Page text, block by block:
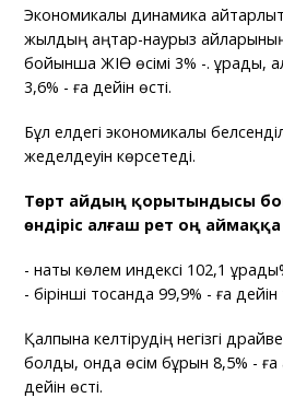
Экономикалық динамика
жылдың қаңтар-наурыз
бойынша ЖІӨ өсімі 3% -. құрады,
3,6% - ға дейін өсті.
Бұл елдегі экономикалық
жеделдеуін көрсетеді.
Төрт айдың қорытындысы
өндіріс алғаш рет оң
- нақты көлем индексі 102,1
- бірінші тоқсанда 99,9% - ға
Қалпына келтірудің негізгі
болды, онда өсім бұрын 8,5% - ға
дейін өсті.